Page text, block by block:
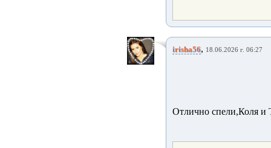
irisha56, 18.06.2026 г. 06:27
Отлично спели,Коля и